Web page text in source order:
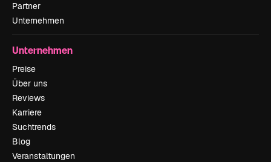
Partner
Unternehmen
Unternehmen
Preise
Über uns
Reviews
Karriere
Suchtrends
Blog
Veranstaltungen